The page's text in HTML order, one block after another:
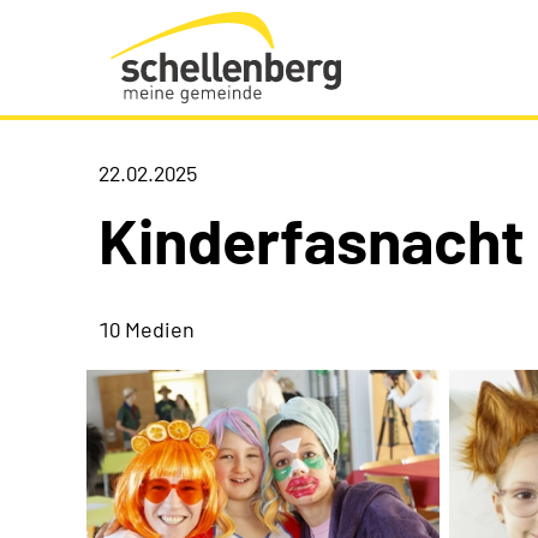
Gemeinde Schellenberg Startseite
22.02.2025
Kinderfasnacht
10 Medien